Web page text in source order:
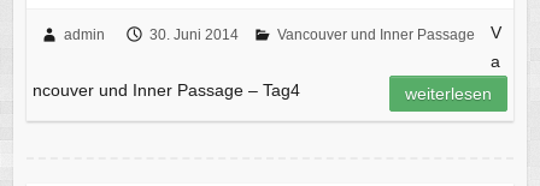
admin 30. Juni 2014 Vancouver und Inner Passage
V
a
ncouver und Inner Passage – Tag4
weiterlesen